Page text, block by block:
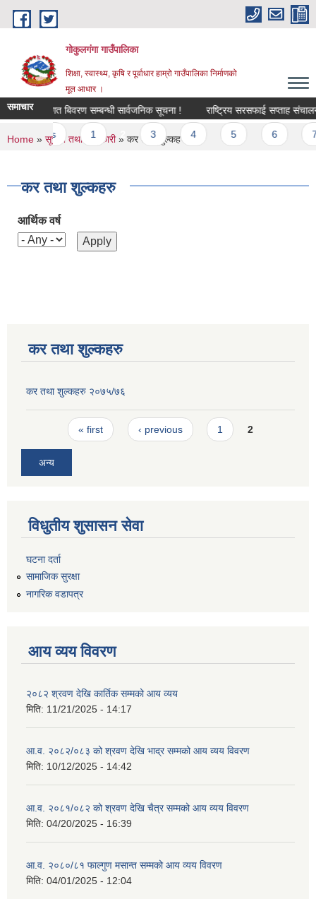
Skip to main content
गोकुलगंगा गाउँपालिका
शिक्षा, स्वास्थ्य, कृषि र पूर्वाधार हाम्रो गाउँपालिका निर्माणको
मूल आधार ।
समाचार
तथा कित्तागत बिवरण सम्बन्धी सार्वजनिक सूचना ! राष्ट्रिय सरसफाई सप्ताह
‹ previous 2
You are here
Home » सूचना तथा जानकारी» कर तथा शुल्कहरु
कर तथा शुल्कहरु
आर्थिक वर्ष
कर तथा शुल्कहरु
कर तथा शुल्कहरु २०७५/७६
Pages« first ‹ previous 1 2
अन्य
विधुतीय शुसासन सेवा
घटना दर्ता
सामाजिक सुरक्षा
नागरिक वडापत्र
आय व्यय विवरण
२०८२ श्रवण देखि कार्तिक सम्मको आय व्यय
मिति: 11/21/2025 - 14:17
आ.व. २०८२/०८३ को श्रवण देखि भाद्र सम्मको आय व्यय विवरण
मिति: 10/12/2025 - 14:42
आ.व. २०८१/०८२ को श्रवण देखि चैत्र सम्मको आय व्यय विवरण
मिति: 04/20/2025 - 16:39
आ.व. २०८०/८१ फाल्गुण मसान्त सम्मको आय व्यय विवरण
मिति: 04/01/2025 - 12:04